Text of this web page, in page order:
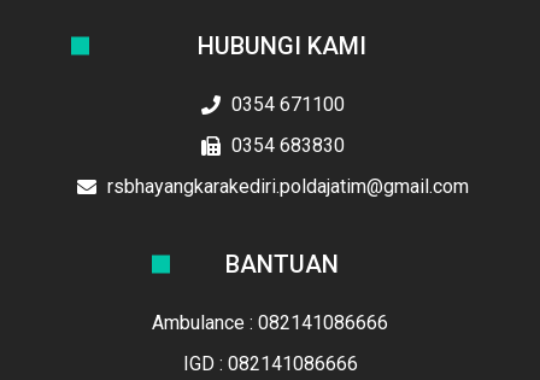
HUBUNGI KAMI
0354 671100
0354 683830
rsbhayangkarakediri.poldajatim@gmail.com
BANTUAN
Ambulance : 082141086666
IGD : 082141086666